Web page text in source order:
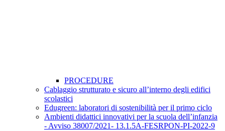
PROCEDURE
Cablaggio strutturato e sicuro all’interno degli edifici
scolastici
Edugreen: laboratori di sostenibilità per il primo ciclo
Ambienti didattici innovativi per la scuola dell’infanzia
- Avviso 38007/2021- 13.1.5A-FESRPON-PI-2022-9